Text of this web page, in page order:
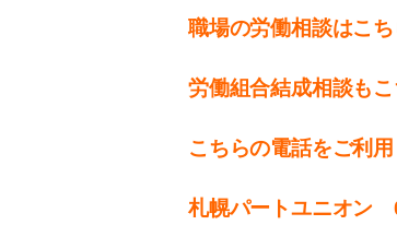
職場の労働相談はこち
労働組合結成相談もこ
こちらの電話をご利用
札幌パートユニオン